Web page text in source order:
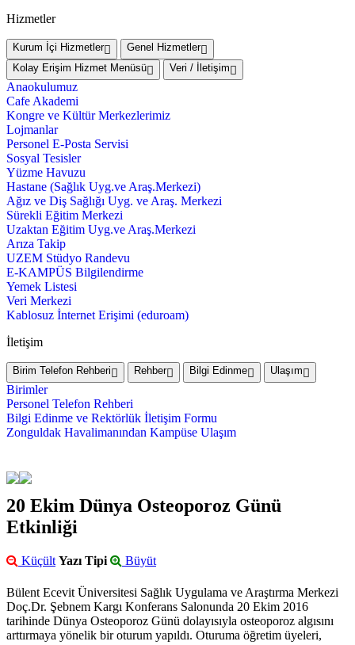
Hizmetler
Kurum İçi Hizmetler
Genel Hizmetler
Kolay Erişim Hizmet Menüsü
Veri / İletişim
Anaokulumuz
Cafe Akademi
Kongre ve Kültür Merkezlerimiz
Lojmanlar
Personel E-Posta Servisi
Sosyal Tesisler
Yüzme Havuzu
Hastane (Sağlık Uyg.ve Araş.Merkezi)
Ağız ve Diş Sağlığı Uyg. ve Araş. Merkezi
Sürekli Eğitim Merkezi
Uzaktan Eğitim Uyg.ve Araş.Merkezi
Arıza Takip
UZEM Stüdyo Randevu
E-KAMPÜS Bilgilendirme
Yemek Listesi
Veri Merkezi
Kablosuz İnternet Erişimi (eduroam)
İletişim
Birim Telefon Rehberi Rehber Bilgi Edinme Ulaşım
Birimler
Personel Telefon Rehberi
Bilgi Edinme ve Rektörlük İletişim Formu
Zonguldak Havalimanından Kampüse Ulaşım
20 Ekim Dünya Osteoporoz Günü
Etkinliği
Küçült Yazı Tipi Büyüt
Bülent Ecevit Üniversitesi Sağlık Uygulama ve Araştırma Merkezi
Doç.Dr. Şebnem Kargı Konferans Salonunda 20 Ekim 2016
tarihinde Dünya Osteoporoz Günü dolayısıyla osteoporoz algısını
arttırmaya yönelik bir oturum yapıldı. Oturuma öğretim üyeleri,